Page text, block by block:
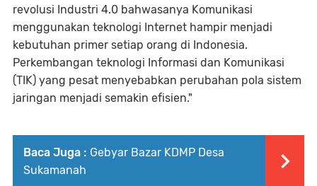
revolusi Industri 4.0 bahwasanya Komunikasi
menggunakan teknologi Internet hampir menjadi
kebutuhan primer setiap orang di Indonesia.
Perkembangan teknologi Informasi dan Komunikasi
(TIK) yang pesat menyebabkan perubahan pola sistem
jaringan menjadi semakin efisien."
Baca Juga : Gebyar Bazar KDMP Desa
Sukamanah